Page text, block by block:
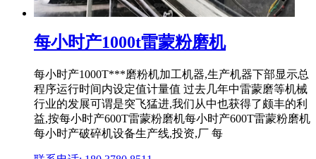
每小时产1000t雷蒙粉磨机
每小时产1000T***磨粉机加工机器,生产机器下部显示总
程序运行时间内设定值计量值 过去几年中雷蒙磨等机械
行业的发展可谓是突飞猛进,我们从中也获得了颇丰的利
益,按每小时产600T雷蒙粉磨机每小时产600T雷蒙粉磨机
每小时产破碎机设备生产线,投资,厂 每